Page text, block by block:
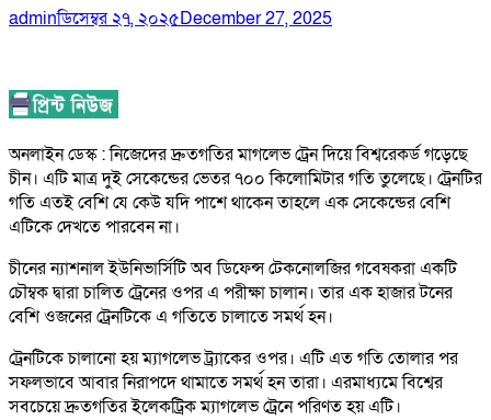
adminডিসেম্বর ২৭, ২০২৫December 27, 2025
অনলাইন ডেস্ক : নিজেদের দ্রুতগতির মাগলেভ ট্রেন দিয়ে বিশ্বরেকর্ড গড়েছে
চীন। এটি মাত্র দুই সেকেন্ডের ভেতর ৭০০ কিলোমিটার গতি তুলেছে। ট্রেনটির
গতি এতই বেশি যে কেউ যদি পাশে থাকেন তাহলে এক সেকেন্ডের বেশি
এটিকে দেখতে পারবেন না।
চীনের ন্যাশনাল ইউনিভার্সিটি অব ডিফেন্স টেকনোলজির গবেষকরা একটি
চৌম্বক দ্বারা চালিত ট্রেনের ওপর এ পরীক্ষা চালান। তার এক হাজার টনের
বেশি ওজনের ট্রেনটিকে এ গতিতে চালাতে সমর্থ হন।
ট্রেনটিকে চালানো হয় ম্যাগলেভ ট্র্যাকের ওপর। এটি এত গতি তোলার পর
সফলভাবে আবার নিরাপদে থামাতে সমর্থ হন তারা। এরমাধ্যমে বিশ্বের
সবচেয়ে দ্রুতগতির ইলেকট্রিক ম্যাগলেভ ট্রেনে পরিণত হয় এটি।